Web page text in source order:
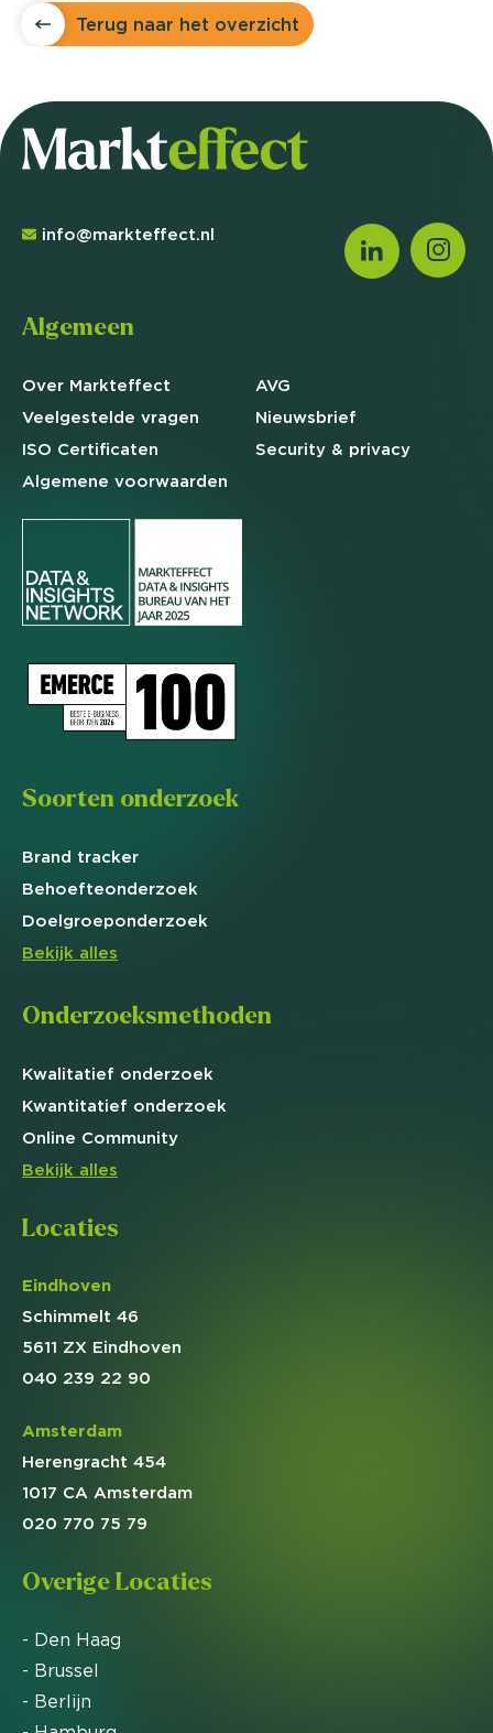
Terug naar het overzicht
info@markteffect.nl
Algemeen
Over Markteffect
Veelgestelde vragen
ISO Certificaten
Algemene voorwaarden
AVG
Nieuwsbrief
Security & privacy
Soorten onderzoek
Brand tracker
Behoefteonderzoek
Doelgroeponderzoek
Bekijk alles
Onderzoeksmethoden
Kwalitatief onderzoek
Kwantitatief onderzoek
Online Community
Bekijk alles
Locaties
Eindhoven
Schimmelt 46
5611 ZX Eindhoven
040 239 22 90
Amsterdam
Herengracht 454
1017 CA Amsterdam
020 770 75 79
Overige Locaties
- Den Haag
- Brussel
- Berlijn